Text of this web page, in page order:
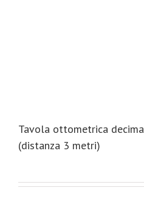
Tavola ottometrica
(distanza 3 metri)